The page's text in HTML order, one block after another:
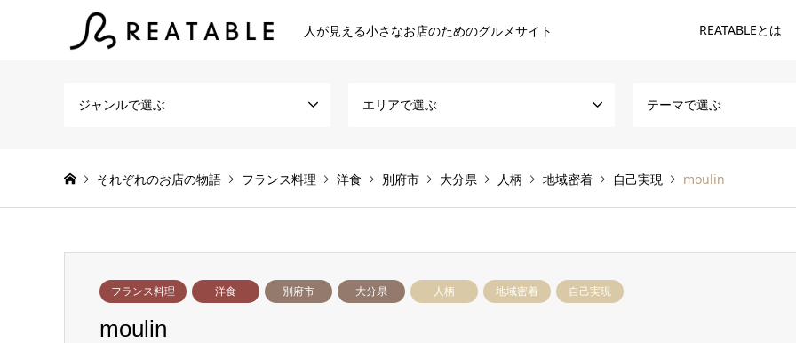
人が見える小さなお店のためのグルメサイト REATABLEとは
ジャンルで選ぶ エリアで選ぶ テーマで選ぶ
それぞれのお店の物語 フランス料理 洋食 別府市 大分県 人柄 地域密着 自己実現 moulin
フランス料理 洋食 別府市 大分県 人柄 地域密着 自己実現
moulin